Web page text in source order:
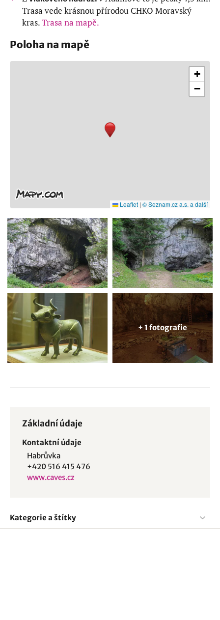
Trasa vede krásnou přírodou CHKO Moravský
kras.Trasa na mapě.
Poloha na mapě
+
−
Leaflet | © Seznam.cz a.s. a další
+ 1 fotografie
Základní údaje
Kontaktní údaje
Habrůvka
+420 516 415 476
www.caves.cz
Kategorie a štítky